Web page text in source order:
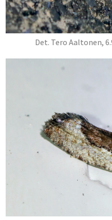
Det. Tero Aaltonen,